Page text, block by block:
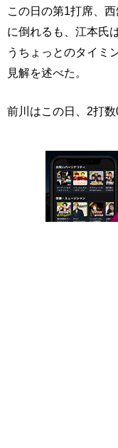
この日の第1打席、
に倒れるも、江本氏
うちょっとのタイミ
見解を述べた。
前川はこの日、2打数